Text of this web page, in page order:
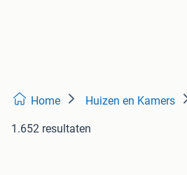
Home Huizen en Kamers
1.652 resultaten